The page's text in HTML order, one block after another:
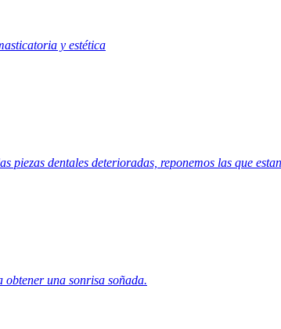
y estética
dentales deterioradas, reponemos las que
una sonrisa soñada.